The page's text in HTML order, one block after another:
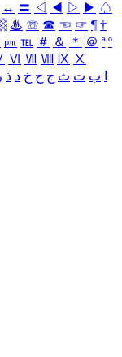
↔ 〓 ◁ ◀ ▷ ▶ ♤
♨ ☏ ☎ ☜ ☞ ¶ †
㏘ ℡ ＃ ＆ ＊ ＠ ª º
Ⅵ Ⅶ Ⅷ Ⅸ Ⅹ
ب ت ث ج ح خ د ذ ر